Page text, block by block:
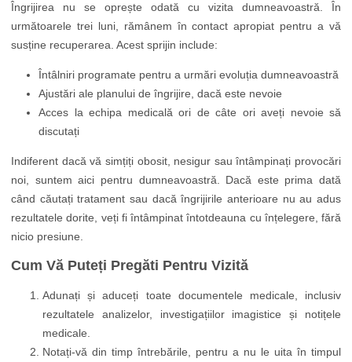
Îngrijirea nu se oprește odată cu vizita dumneavoastră. În
următoarele trei luni, rămânem în contact apropiat pentru a vă
susține recuperarea. Acest sprijin include:
Întâlniri programate pentru a urmări evoluția dumneavoastră
Ajustări ale planului de îngrijire, dacă este nevoie
Acces la echipa medicală ori de câte ori aveți nevoie să
discutați
Indiferent dacă vă simțiți obosit, nesigur sau întâmpinați provocări
noi, suntem aici pentru dumneavoastră. Dacă este prima dată
când căutați tratament sau dacă îngrijirile anterioare nu au adus
rezultatele dorite, veți fi întâmpinat întotdeauna cu înțelegere, fără
nicio presiune.
Cum Vă Puteți Pregăti Pentru Vizită
Adunați și aduceți toate documentele medicale, inclusiv
rezultatele analizelor, investigațiilor imagistice și notițele
medicale.
Notați-vă din timp întrebările, pentru a nu le uita în timpul